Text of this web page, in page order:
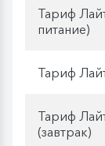
Тариф
питание)
Тариф
Тариф
(завтрак)